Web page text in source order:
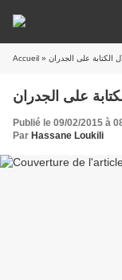
Accueil الكتابة على الجدران
على الجدران
Publié le 09/02/2015 à
Par Hassane Loukili